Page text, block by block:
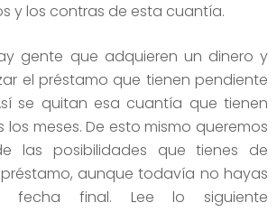
y los contras de esta cuantía.
gente que adquieren un dinero y
el préstamo que tienen pendiente
se quitan esa cuantía que tienen
meses. De esto mismo queremos
las posibilidades que tienes de
aunque todavía no hayas
final. Lee lo siguiente